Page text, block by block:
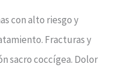
con alto riesgo y
Fracturas y
sacro coccígea. Dolor